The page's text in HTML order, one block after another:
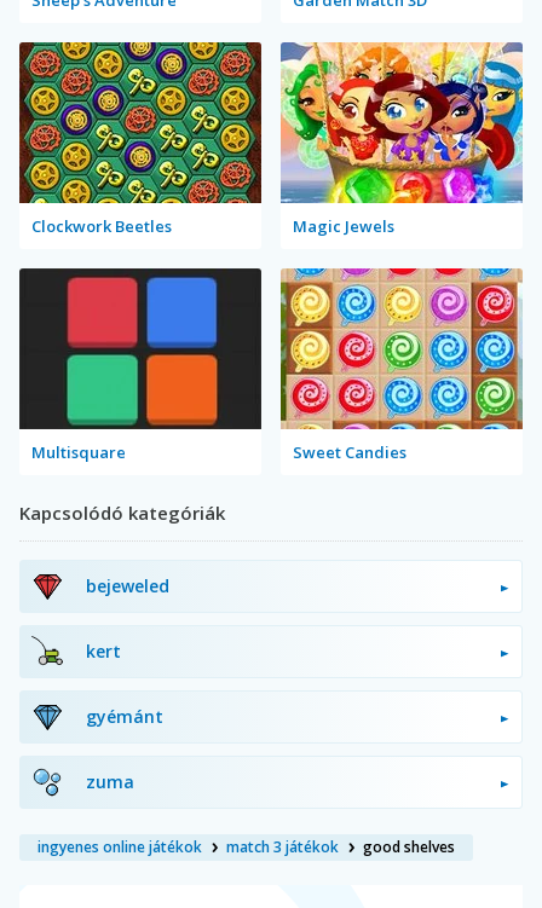
Clockwork Beetles Magic Jewels
Multisquare Sweet Candies
Kapcsolódó kategóriák
bejeweled
kert
gyémánt
zuma
ingyenes online játékok match 3 játékok good shelves